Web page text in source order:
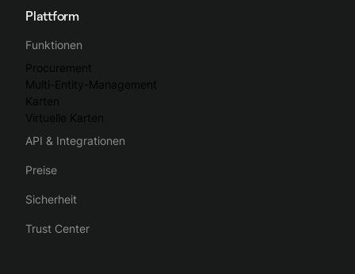
Plattform
Funktionen
Procurement
Multi-Entity-Management
Karten
Virtuelle Karten
API & Integrationen
Preise
Sicherheit
Trust Center